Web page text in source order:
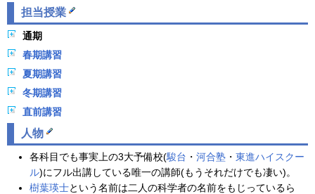
担当授業
通期
春期講習
夏期講習
冬期講習
直前講習
人物
各科目でも事実上の3大予備校(駿台 ・ 河合塾 ・ 東進ハイスクー
ル)にフル出講している唯一の講師(もうそれだけでも凄い)。
樹葉瑛士という名前は二人の科学者の名前をもじっているら